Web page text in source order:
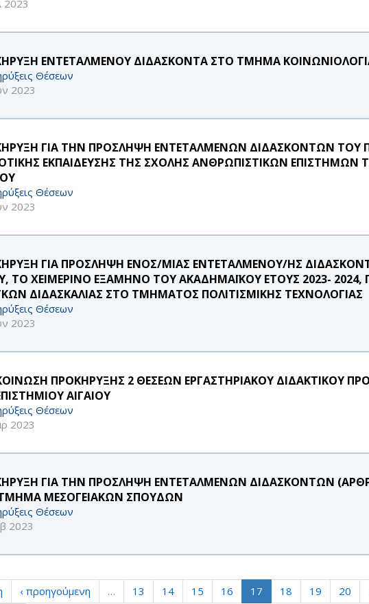
2023
ΕΝΤΕΤΑΛΜΕΝΟΥ ΔΙΔΑΣΚΟΝΤΑ ΣΤΟ ΤΜΗΜΑ
Θέσεων
2023
ΓΙΑ ΤΗΝ ΠΡΟΣΛΗΨΗ ΕΝΤΕΤΑΛΜΕΝΩΝ ΔΙΔΑΣΚΟΝΤΩΝ ΤΟΥ
ΕΚΠΑΙΔΕΥΣΗΣ ΤΗΣ ΣΧΟΛΗΣ ΑΝΘΡΩΠΙΣΤΙΚΩΝ ΕΠΙΣΤΗΜΩΝ
Θέσεων
2023
ΓΙΑ ΠΡΟΣΛΗΨΗ ΕΝΟΣ/ΜΙΑΣ ΕΝΤΕΤΑΛΜΕΝΟΥ/ΗΣ
ΤΟ ΧΕΙΜΕΡΙΝΟ ΕΞΑΜΗΝΟ ΤΟΥ ΑΚΑΔΗΜΑΪΚΟΥ ΕΤΟΥΣ 2023-
ΔΙΔΑΣΚΑΛΙΑΣ ΣΤΟ ΤΜΗΜΑΤΟΣ ΠΟΛΙΤΙΣΜΙΚΗΣ ΤΕΧΝΟΛΟΓΙΑΣ
Θέσεων
2023
ΠΡΟΚΗΡΥΞΗΣ 2 ΘΕΣΕΩΝ ΕΡΓΑΣΤΗΡΙΑΚΟΥ ΔΙΔΑΚΤΙΚΟΥ
ΑΙΓΑΙΟΥ
Θέσεων
2023
ΓΙΑ ΤΗΝ ΠΡΟΣΛΗΨΗ ΕΝΤΕΤΑΛΜΕΝΩΝ ΔΙΔΑΣΚΟΝΤΩΝ
ΜΕΣΟΓΕΙΑΚΩΝ ΣΠΟΥΔΩΝ
Θέσεων
2023
‹ προηγούμενη … 13 14 15 16 17 18 19 20